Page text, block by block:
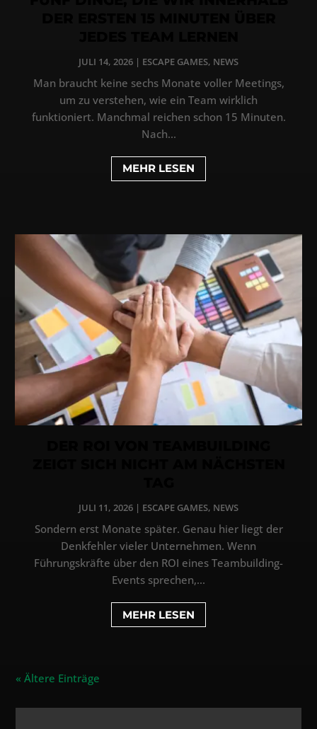
JULI 14, 2026 | ESCAPE GAMES, NEWS
Man braucht keine sechs Monate voller Meetings,
um zu verstehen, wie ein Team wirklich
funktioniert. Manchmal reichen schon 15 Minuten.
Nach...
MEHR LESEN
JULI 11, 2026 | ESCAPE GAMES, NEWS
Sondern erst Monate später. Genau hier liegt der
Denkfehler vieler Unternehmen. Wenn
Führungskräfte über den ROI eines Teambuilding-
Events sprechen,...
MEHR LESEN
« Ältere Einträge